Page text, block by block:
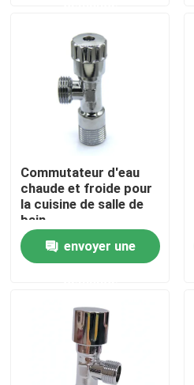
Visite d'usine
Contrôle de qualité
contactez-nous
Demandez une citation
Valve d'angle en laiton
Robinet à tournant
Commutateur d'eau
chaude et froide pour
la cuisine de salle de
bain
envoyer une